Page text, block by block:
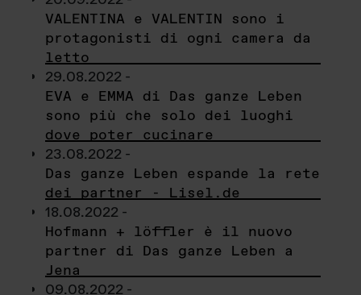
VALENTINA e VALENTIN sono i
protagonisti di ogni camera da
letto
29.08.2022 -
EVA e EMMA di Das ganze Leben
sono più che solo dei luoghi
dove poter cucinare
23.08.2022 -
Das ganze Leben espande la rete
dei partner - Lisel.de
18.08.2022 -
Hofmann + löffler è il nuovo
partner di Das ganze Leben a
Jena
09.08.2022 -